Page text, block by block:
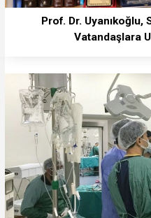
Prof. Dr. Uyanıkoğlu,
Vatandaşlara